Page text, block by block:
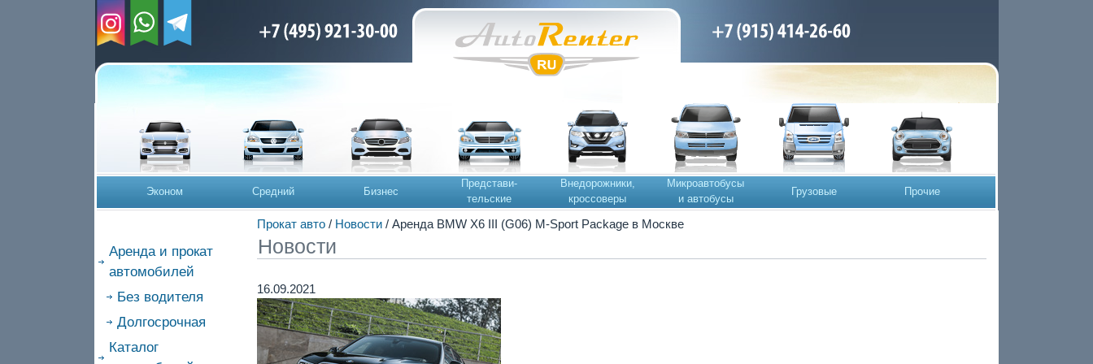
Эконом Средний Бизнес
Представи-
тельские
Внедорожники,
кроссоверы
Микроавтобусы
и автобусы
Грузовые Прочие
Прокат авто/ Новости/ Аренда BMW X6 III (G06) M-Sport Package в Москве
Аренда и прокат
автомобилей
Без водителя
Долгосрочная
Каталог
Новости
16.09.2021